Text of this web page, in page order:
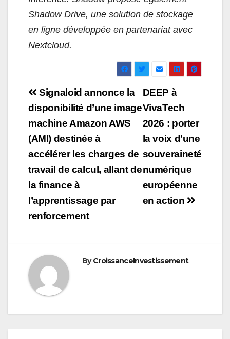
Shadow Drive, une solution de stockage
en ligne développée en partenariat avec
Nextcloud.
Navigation
de
l’article
DEEP à
VivaTech
2026 : porter
la voix d’une
souveraineté
numérique
européenne
en action
Signaloid annonce la
disponibilité d’une image
machine Amazon AWS
(AMI) destinée à
accélérer les charges de
travail de calcul, allant de
la finance à
l’apprentissage par
renforcement
ByCroissanceInvestissement